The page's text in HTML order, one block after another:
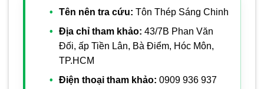
Tên nên tra cứu: Tôn Thép Sáng Chinh
Địa chỉ tham khảo: 43/7B Phan Văn
Đối, ấp Tiền Lân, Bà Điểm, Hóc Môn,
TP.HCM
Điện thoại tham khảo: 0909 936 937